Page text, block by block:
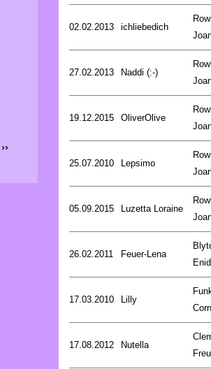
02.02.2013 ichliebedich
27.02.2013 Naddi (:-)
19.12.2015 OliverOlive
25.07.2010 Lepsimo
05.09.2015 Luzetta Loraine
26.02.2011 Feuer-Lena
Enid
17.03.2010 Lilly
17.08.2012 Nutella
››